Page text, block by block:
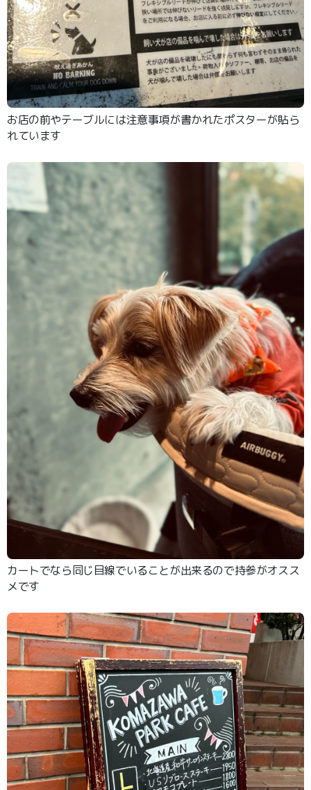
お店の前やテーブルには注意事項が書かれたポスターが貼ら
れています
カートでなら同じ目線でいることが出来るので持参がオスス
メです